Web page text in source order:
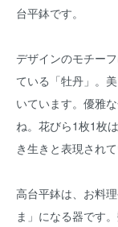
台平鉢です。
デザインのモチー
ている「牡丹」。
いています。優雅
ね。花びら1枚1枚
き生きと表現されて
高台平鉢は、お料
ま」になる器です